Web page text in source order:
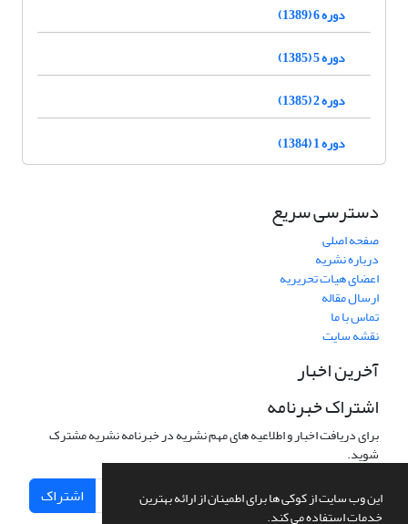
این وب سایت از کوکی ها برای اطمینان از ارائه بهترین
خدمات استفاده می کند.
دوره 6 (1389)
دوره 5 (1385)
دوره 2 (1385)
دوره 1 (1384)
دسترسی سریع
صفحه اصلی
درباره نشریه
اعضای هیات تحریریه
ارسال مقاله
تماس با ما
نقشه سایت
آخرین اخبار
اشتراک خبرنامه
برای دریافت اخبار و اطلاعیه های مهم نشریه در خبرنامه نشریه مشترک
شوید.
اشتراک